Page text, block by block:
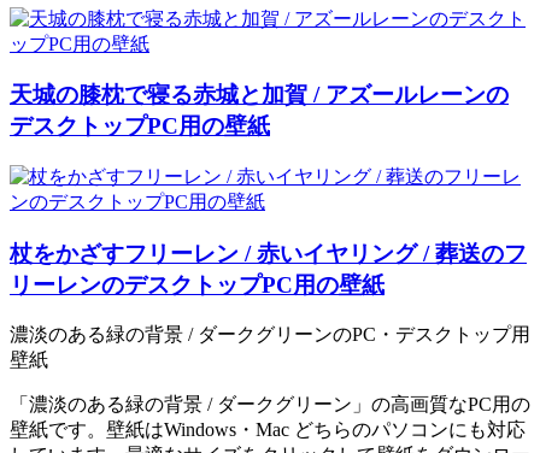
天城の膝枕で寝る赤城と加賀 / アズールレーンの
デスクトップPC用の壁紙
杖をかざすフリーレン / 赤いイヤリング / 葬送のフ
リーレンのデスクトップPC用の壁紙
濃淡のある緑の背景 / ダークグリーンのPC・デスクトップ用
壁紙
「濃淡のある緑の背景 / ダークグリーン」の高画質なPC用の
壁紙です。壁紙はWindows・Mac どちらのパソコンにも対応